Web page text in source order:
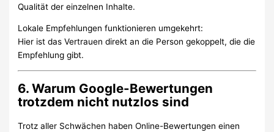
Qualität der einzelnen Inhalte.
Lokale Empfehlungen funktionieren umgekehrt:
Hier ist das Vertrauen direkt an die Person gekoppelt, die die
Empfehlung gibt.
6. Warum Google-Bewertungen
trotzdem nicht nutzlos sind
Trotz aller Schwächen haben Online-Bewertungen einen